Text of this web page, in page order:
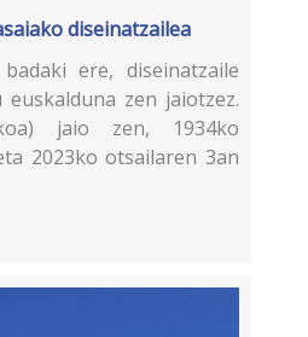
diseinatzailea
ere, diseinatzaile
zen jaiotzez.
jaio zen, 1934ko
2023ko otsailaren 3an